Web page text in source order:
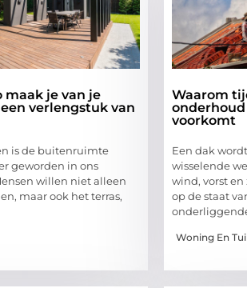
maak je van je
verlengstuk van
is de buitenruimte
geworden in ons
willen niet alleen
maar ook het terras,
Waarom
voorkomt
Een dak
wisselende
wind, vorst
op de staat
Woning En